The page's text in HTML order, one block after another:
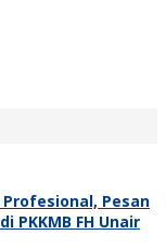
Pesan
FH Unair